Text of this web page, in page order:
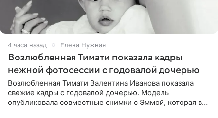
4 часа назад Елена Нужная
Возлюбленная Тимати показала кадры
нежной фотосессии с годовалой дочерью
Возлюбленная Тимати Валентина Иванова показала
свежие кадры с годовалой дочерью. Модель
опубликовала совместные снимки с Эммой, которая в